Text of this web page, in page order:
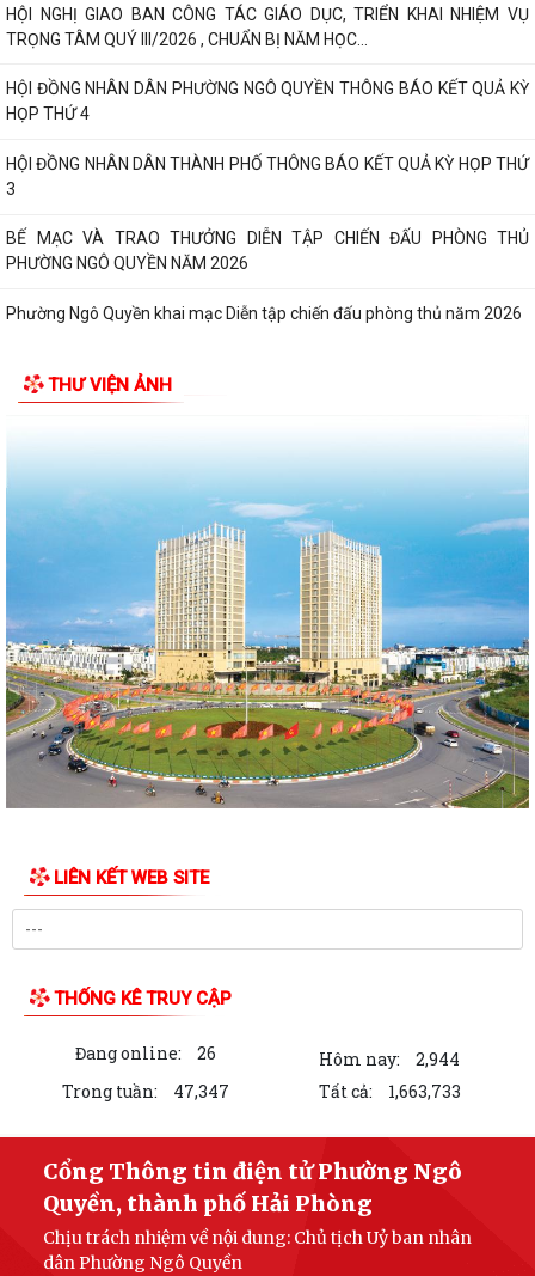
HỘI NGHỊ GIAO BAN CÔNG TÁC GIÁO DỤC, TRIỂN KHAI NHIỆM VỤ
TRỌNG TÂM QUÝ III/2026 , CHUẨN BỊ NĂM HỌC...
HỘI ĐỒNG NHÂN DÂN PHƯỜNG NGÔ QUYỀN THÔNG BÁO KẾT QUẢ KỲ
HỌP THỨ 4
HỘI ĐỒNG NHÂN DÂN THÀNH PHỐ THÔNG BÁO KẾT QUẢ KỲ HỌP THỨ
3
BẾ MẠC VÀ TRAO THƯỞNG DIỄN TẬP CHIẾN ĐẤU PHÒNG THỦ
PHƯỜNG NGÔ QUYỀN NĂM 2026
Phường Ngô Quyền khai mạc Diễn tập chiến đấu phòng thủ năm 2026
THƯ TRI ÂN GIA ĐÌNH CÁC ANH HÙNG LIỆT...
Phường Ngô Quyền: Chuỗi hoạt động tri ân, “Đền ơn đáp nghĩa” thiết
thực nhân kỷ niệm 79 năm Ngày...
PHƯỜNG NGÔ QUYỀN TỔ CHỨC HỘI NGHỊ TRAO TẶNG ẢNH PHỤC CHẾ
LIỆT SĨ VÀ TẶNG QUÀ CHO CÁC HỘ GIA ĐÌNH...
ỦY BAN NHÂN DÂN PHƯỜNG NGÔ QUYỀN THÔNG TIN Về việc cưỡng
chế cưỡng chế 02 tổ chức để thu hồi nhà là...
PHƯỜNG NGÔ QUYỀN THĂM HỎI, TẶNG QUÀ GIA ĐÌNH CHÍNH SÁCH,
NGƯỜI CÓ CÔNG NHÂN DỊP 27/7
PHƯỜNG NGÔ QUYỀN VIẾNG NGHĨA TRANG LIỆT SĨ NHÂN KỶ NIỆM 79
NĂM NGÀY THƯƠNG BINH LIỆT SĨ 27/7
UBND PHƯỜNG NGÔ QUYỀN THÔNG BÁO THỜI GIAN TỔ CHỨC HỘI
NGHỊ ĐỐI THOẠI DOANH NGHIỆP, HỘ KINH DOANH,...
PHƯỜNG NGÔ QUYỀN TỔ CHỨC GIAO BAN TỔ DÂN PHỐ SAU SẮP XẾP,
HỘI ĐỒNG NHÂN DÂN PHƯỜNG NGÔ QUYỀN THÔNG BÁO KẾT QUẢ KỲ
PHƯỜNG NGÔ QUYỀN TUYÊN TRUYỀN VẬN ĐỘNG TỔ CHỨC, CÁ NHÂN
Kỳ họp thứ 4 HĐND Phường Ngô Quyền: Phân bổ bổ sung hơn 38 tỷ
đồng vốn đầu tư công
KẾ HOẠCH TỔ CHỨC TIẾP CÔNG DÂN 6 THÁNG CUỐI NĂM 2026 CỦA
THƯỜNG TRỰC HĐND, ĐẠI BIỂU HĐND PHƯỜNG...
THƯ VIỆN ẢNH
LIÊN KẾT WEB SITE
THỐNG KÊ TRUY CẬP
Đang online: 26 Hôm nay:
2,944
Trong tuần:
47,347 Tất cả: 1,663,733
Cổng Thông tin điện tử Phường Ngô
Quyền, thành phố Hải Phòng
Chịu trách nhiệm về nội dung: Chủ tịch Uỷ ban nhân
dân Phường Ngô Quyền